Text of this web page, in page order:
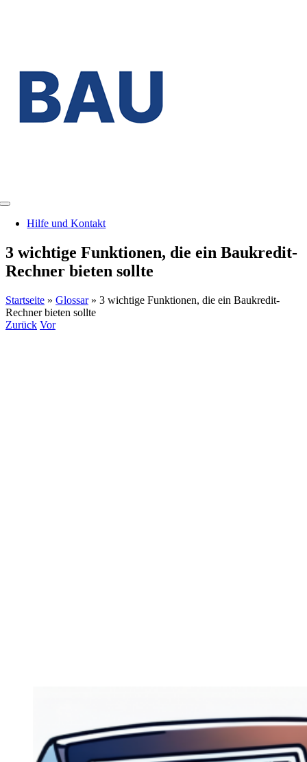
Toggle
NavigationHilfe und Kontakt
3 wichtige Funktionen, die ein Baukredit-
Rechner bieten sollte
Startseite » Glossar» 3 wichtige Funktionen, die ein Baukredit-
Rechner bieten sollte
Zurück Vor